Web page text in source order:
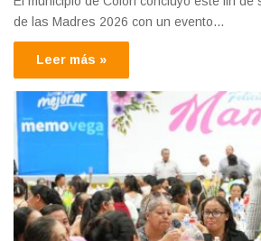
de las Madres 2026 con un evento…
Leer más »